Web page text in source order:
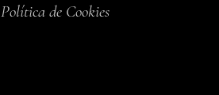
Política de Cookies